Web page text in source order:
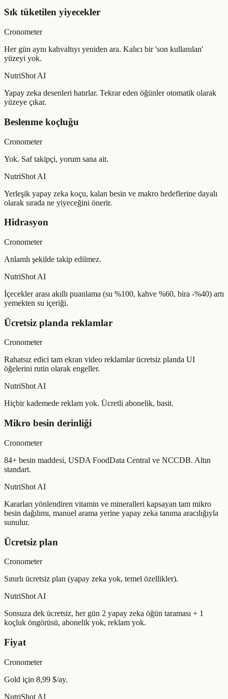
Sık tüketilen yiyecekler
Cronometer
Her gün aynı kahvaltıyı yeniden ara. Kalıcı bir 'son kullanılan'
yüzeyi yok.
NutriShot AI
Yapay zeka desenleri hatırlar. Tekrar eden öğünler otomatik olarak
yüzeye çıkar.
Beslenme koçluğu
Cronometer
Yok. Saf takipçi, yorum sana ait.
NutriShot AI
Yerleşik yapay zeka koçu, kalan besin ve makro hedeflerine dayalı
olarak sırada ne yiyeceğini önerir.
Hidrasyon
Cronometer
Anlamlı şekilde takip edilmez.
NutriShot AI
İçecekler arası akıllı puanlama (su %100, kahve %60, bira -%40) artı
yemekten su içeriği.
Ücretsiz planda reklamlar
Cronometer
Rahatsız edici tam ekran video reklamlar ücretsiz planda UI
öğelerini rutin olarak engeller.
NutriShot AI
Hiçbir kademede reklam yok. Ücretli abonelik, basit.
Mikro besin derinliği
Cronometer
84+ besin maddesi, USDA FoodData Central ve NCCDB. Altın
standart.
NutriShot AI
Kararları yönlendiren vitamin ve mineralleri kapsayan tam mikro
besin dağılımı, manuel arama yerine yapay zeka tanıma aracılığıyla
sunulur.
Ücretsiz plan
Cronometer
Sınırlı ücretsiz plan (yapay zeka yok, temel özellikler).
NutriShot AI
Sonsuza dek ücretsiz, her gün 2 yapay zeka öğün taraması + 1
koçluk öngörüsü, abonelik yok, reklam yok.
Fiyat
Cronometer
Gold için 8,99 $/ay.
NutriShot AI